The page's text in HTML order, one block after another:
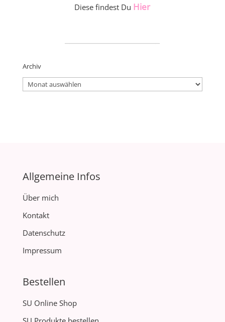
Diese findest Du Hier
Archiv
Archiv
Allgemeine Infos
Über mich
Kontakt
Datenschutz
Impressum
Bestellen
SU Online Shop